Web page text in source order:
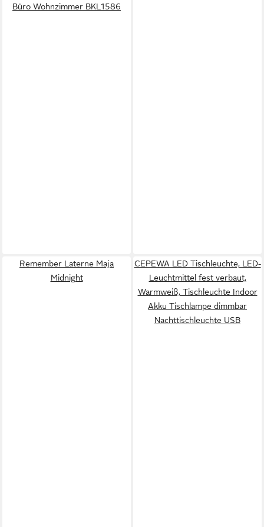
Büro Wohnzimmer BKL1586
Remember Laterne Maja
Midnight
CEPEWA LED Tischleuchte, LED-
Leuchtmittel fest verbaut,
Warmweiß, Tischleuchte Indoor
Akku Tischlampe dimmbar
Nachttischleuchte USB